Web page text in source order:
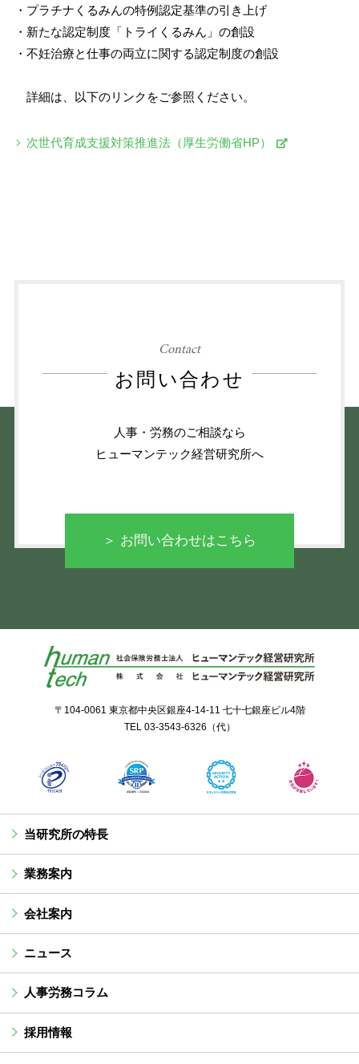
・プラチナくるみんの特例認定基準の引き上げ
・新たな認定制度「トライくるみん」の創設
・不妊治療と仕事の両立に関する認定制度の創設
詳細は、以下のリンクをご参照ください。
次世代育成支援対策推進法（厚生労働省HP）
Contact
お問い合わせ
人事・労務のご相談なら
ヒューマンテック経営研究所へ
＞ お問い合わせはこちら
〒104-0061 東京都中央区銀座4-14-11 七十七銀座ビル4階
TEL 03-3543-6326 （代）
当研究所の特長
業務案内
会社案内
ニュース
人事労務コラム
採用情報